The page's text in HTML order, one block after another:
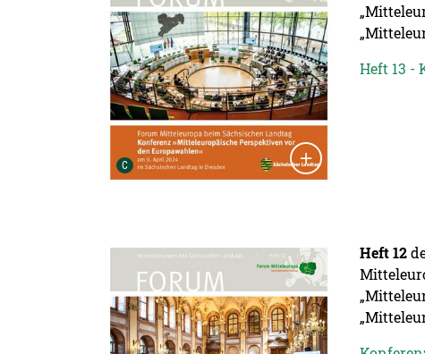
C Urheber der Grafik:
Heft 13 -
Detailansicht öffnen: Heft 12